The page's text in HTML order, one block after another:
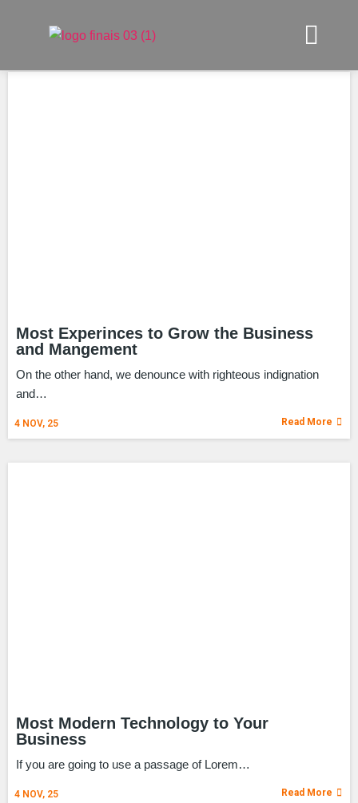
Most Experinces to Grow the Business
and Mangement
4 NOV, 25
On the other hand, we denounce with righteous indignation
and…
Read More
Most Modern Technology to Your
Business
4 NOV, 25
If you are going to use a passage of Lorem…
Read More